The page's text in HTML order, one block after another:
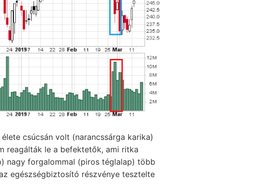
csúcsán volt (narancssárga karika)
reagálták le a befektetők, ami ritka
nagy forgalommal (piros téglalap) több
egészségbiztosító részvénye tesztelte